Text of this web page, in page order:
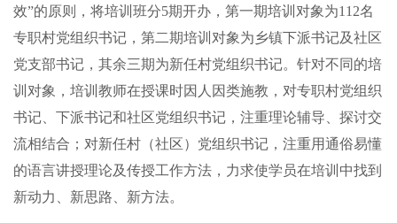
效”的原则，将培训班分5期开办，第一期培训对象为112名
专职村党组织书记，第二期培训对象为乡镇下派书记及社区
党支部书记，其余三期为新任村党组织书记。针对不同的培
训对象，培训教师在授课时因人因类施教，对专职村党组织
书记、下派书记和社区党组织书记，注重理论辅导、探讨交
流相结合；对新任村（社区）党组织书记，注重用通俗易懂
的语言讲授理论及传授工作方法，力求使学员在培训中找到
新动力、新思路、新方法。